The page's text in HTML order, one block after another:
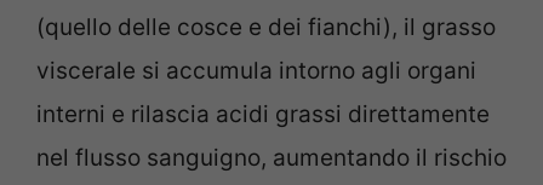
(quello delle cosce e dei fianchi), il grasso
viscerale si accumula intorno agli organi
interni e rilascia acidi grassi direttamente
nel flusso sanguigno, aumentando il rischio